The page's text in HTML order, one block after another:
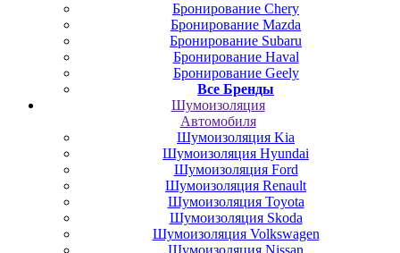
Бронирование Chery
Бронирование Mazda
Бронирование Subaru
Бронирование Haval
Бронирование Geely
Все Бренды
Шумоизоляция
Автомобиля
Шумоизоляция Kia
Шумоизоляция Hyundai
Шумоизоляция Ford
Шумоизоляция Renault
Шумоизоляция Toyota
Шумоизоляция Skoda
Шумоизоляция Volkswagen
Шумоизоляция Nissan